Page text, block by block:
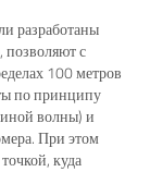
разработаны
с
100 метров
по принципу
волны) и
При этом
куда